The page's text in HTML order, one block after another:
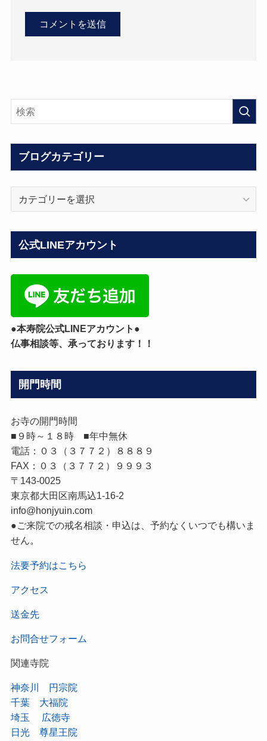
ブログカテゴリー
公式LINEアカウント
●本寿院公式LINEアカウント●
仏事相談等、承っております！！
開門時間
お寺の開門時間
■９時～１８時 ■年中無休
電話：０３（３７７２）８８８９
FAX：０３（３７７２）９９９３
〒143-0025
東京都大田区南馬込1-16-2
info@honjyuin.com
●ご来院での戒名相談・申込は、予約なくいつでも構いま
せん。
法要予約はこちら
アクセス
送金先
お問合せフォーム
関連寺院
神奈川 円宗院
千葉 大福院
埼玉 広徳寺
日光 尊星王院